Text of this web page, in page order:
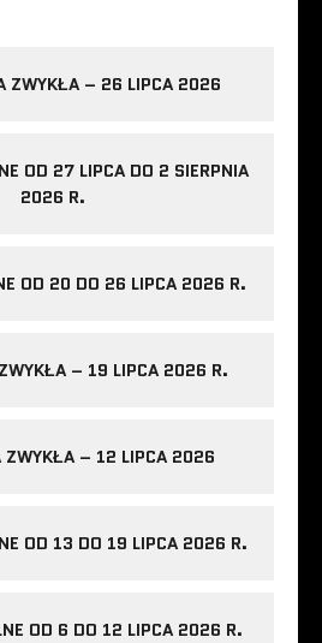
ZWYKŁA – 26 LIPCA 2026
OD 27 LIPCA DO 2 SIERPNIA
2026 R.
OD 20 DO 26 LIPCA 2026 R.
– 19 LIPCA 2026 R.
ZWYKŁA – 12 LIPCA 2026
OD 13 DO 19 LIPCA 2026 R.
OD 6 DO 12 LIPCA 2026 R.